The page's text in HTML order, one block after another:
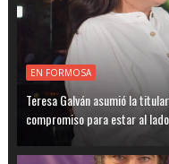
EN FORMOSA
Teresa Galván asumió la
compromiso para estar al